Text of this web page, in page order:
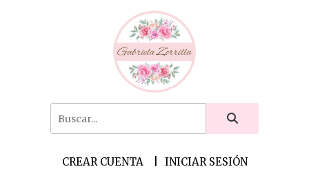
CREAR CUENTA INICIAR SESIÓN